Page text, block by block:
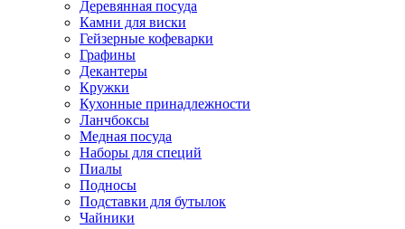
Деревянная посуда
Камни для виски
Гейзерные кофеварки
Графины
Декантеры
Кружки
Кухонные принадлежности
Ланчбоксы
Медная посуда
Наборы для специй
Пиалы
Подносы
Подставки для бутылок
Чайники